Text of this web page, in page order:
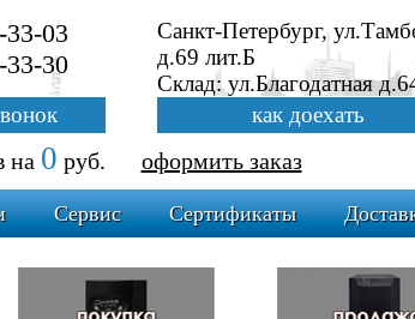
03
30
Санкт-Петербург,
д.69 лит.Б
Склад: ул.Благодатная
как доехать
на 0 руб. оформить заказ
Сервис Сертификаты